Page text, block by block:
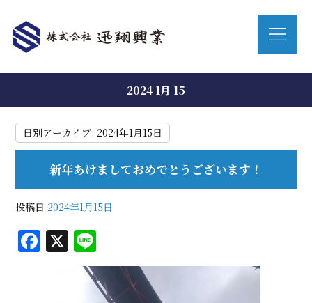
2024 1月 15
日別アーカイブ: 2024年1月15日
新年あけましておめでとうございます！
投稿日 2024年1月15日
F
a
X
n
e